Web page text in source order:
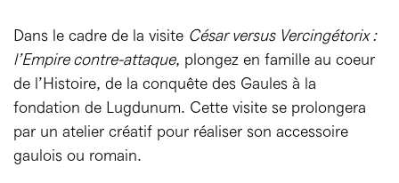
Dans le cadre de la visite César versus Vercingétorix :
l’Empire contre-attaque, plongez en famille au coeur
de l’Histoire, de la conquête des Gaules à la
fondation de Lugdunum. Cette visite se prolongera
par un atelier créatif pour réaliser son accessoire
gaulois ou romain.